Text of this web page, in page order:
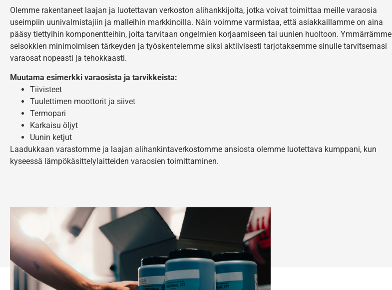
Olemme rakentaneet laajan ja luotettavan verkoston alihankkijoita, jotka voivat toimittaa meille varaosia
useimpiin uunivalmistajiin ja malleihin markkinoilla. Näin voimme varmistaa, että asiakkaillamme on aina
pääsy tiettyihin komponentteihin, joita tarvitaan ongelmien korjaamiseen tai uunien huoltoon. Ymmärrämme
seisokkien minimoimisen tärkeyden ja työskentelemme siksi aktiivisesti tarjotaksemme sinulle tarvitsemasi
varaosat nopeasti ja tehokkaasti.
Muutama esimerkki varaosista ja tarvikkeista:
Tiivisteet
Tuulettimen moottorit ja siivet
Termopari
Karkaisu öljyt
Uunin ketjut
Laadukkaan varastomme ja laajan alihankintaverkostomme ansiosta olemme luotettava kumppani, kun
kyseessä lämpökäsittelylaitteiden varaosien toimittaminen.